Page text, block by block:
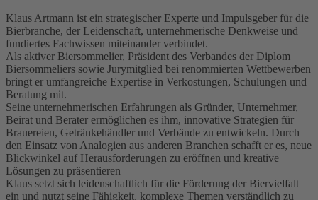
Klaus Artmann ist ein strategischer Experte und Impulsgeber für die
Bierbranche, der Leidenschaft, unternehmerische Denkweise und
fundiertes Fachwissen miteinander verbindet.
Als aktiver Biersommelier, Präsident des Verbandes der Diplom
Biersommeliers sowie Jurymitglied bei renommierten Wettbewerben
bringt er umfangreiche Expertise in Verkostungen, Schulungen und
Beratung mit.
Seine unternehmerischen Erfahrungen als Gründer, Unternehmer,
Beirat und Berater ermöglichen es ihm, innovative Strategien für
Brauereien, Getränkehändler und Verbände zu entwickeln. Durch
den Einsatz von Analogien aus anderen Branchen schafft er es, neue
Blickwinkel auf Herausforderungen zu eröffnen und kreative
Lösungen zu präsentieren
Klaus setzt sich leidenschaftlich für die Förderung der Biervielfalt
ein und nutzt seine Fähigkeit, komplexe Themen verständlich zu